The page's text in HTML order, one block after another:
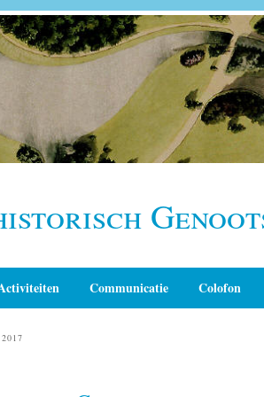
Communicatie Colofon